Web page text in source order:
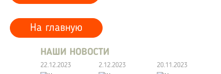
На главную
НАШИ НОВОСТИ
22.12.2023 2.12.2023 20.11.2023